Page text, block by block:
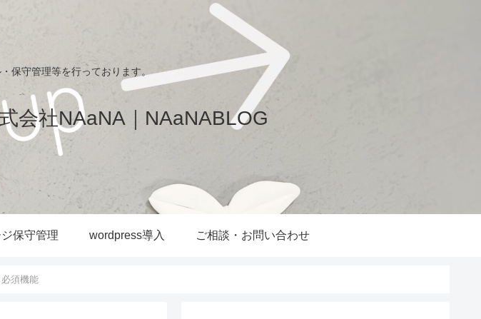
保守管理等を行っております。
会社NAaNA｜NAaNABLOG
保守管理 wordpress導入 ご相談・お問い合わせ
須機能